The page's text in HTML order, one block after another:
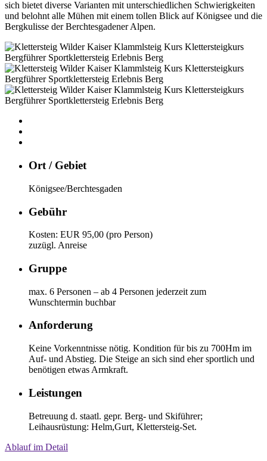
sich bietet diverse Varianten mit unterschiedlichen Schwierigkeiten
und belohnt alle Mühen mit einem tollen Blick auf Königsee und die
Bergkulisse der Berchtesgadener Alpen.
Ort / Gebiet
Königsee/Berchtesgaden
Gebühr
Kosten: EUR 95,00 (pro Person)
zuzügl. Anreise
Gruppe
max. 6 Personen – ab 4 Personen jederzeit zum
Wunschtermin buchbar
Anforderung
Keine Vorkenntnisse nötig. Kondition für bis zu 700Hm im
Auf- und Abstieg. Die Steige an sich sind eher sportlich und
benötigen etwas Armkraft.
Leistungen
Betreuung d. staatl. gepr. Berg- und Skiführer;
Leihausrüstung: Helm,Gurt, Klettersteig-Set.
Ablauf im Detail